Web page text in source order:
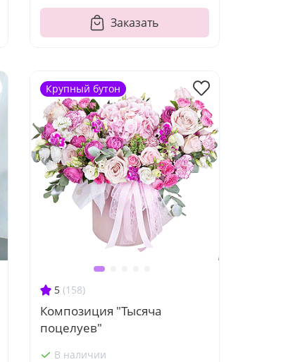
Заказать
5 (158)
Композиция "Тысяча
поцелуев"
В наличии
Крупный бутон